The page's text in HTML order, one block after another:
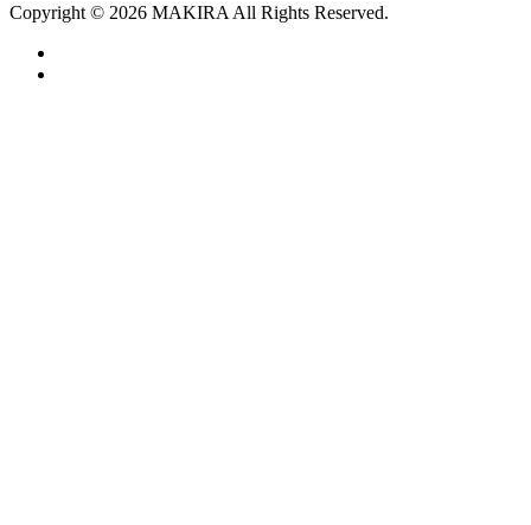
Copyright © 2026 MAKIRA All Rights Reserved.